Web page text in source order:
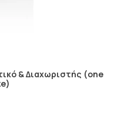
& Διαχωριστής (one